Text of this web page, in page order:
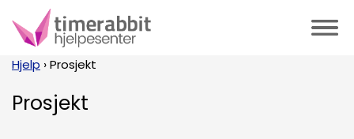
Hjelp ›Prosjekt
Prosjekt